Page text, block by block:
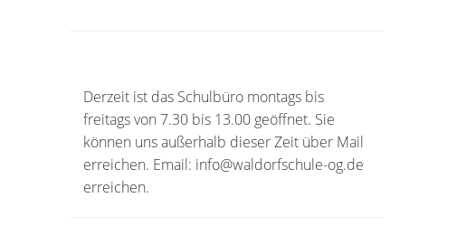
Derzeit ist das Schulbüro montags bis
freitags von 7.30 bis 13.00 geöffnet. Sie
können uns außerhalb dieser Zeit über Mail
erreichen. Email: info@waldorfschule-og.de
erreichen.